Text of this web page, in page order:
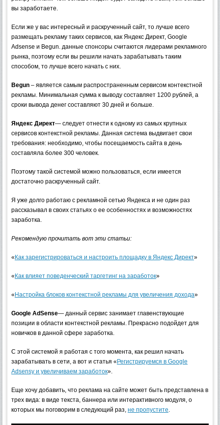
вы заработаете.
Если же у вас интересный и раскрученный сайт, то лучше всего
размещать рекламу таких сервисов, как Яндекс Директ, Google
Adsense и Begun. данные спонсоры считаются лидерами рекламного
рынка, поэтому если вы решили начать зарабатывать таким
способом, то лучше всего начать с них.
Begun – является самым распространенным сервисом контекстной
рекламы. Минимальная сумма к выводу составляет 1200 рублей, а
сроки вывода денег составляют 30 дней и больше.
Яндекс Директ— следует отнести к одному из самых крупных
сервисов контекстной рекламы. Данная система выдвигает свои
требования: необходимо, чтобы посещаемость сайта в день
составляла более 300 человек.
Поэтому такой системой можно пользоваться, если имеется
достаточно раскрученный сайт.
Я уже долго работаю с рекламной сетью Яндекса и не один раз
рассказывал в своих статьях о ее особенностях и возможностях
заработка.
Рекомендую прочитать вот эти статьи:
« Как зарегистрироваться и настроить площадку в Яндекс Директ»
« Как влияет поведенческий таргетинг на заработок»
« Настройка блоков контекстной рекламы для увеличения дохода»
Google AdSense— данный сервис занимает главенствующие
позиции в области контекстной рекламы. Прекрасно подойдет для
новичков в данной сфере заработка.
С этой системой я работая с того момента, как решил начать
зарабатывать в сети, а вот и статья « Регистрируемся в Google
Adsensу и увеличиваем заработок».
Еще хочу добавить, что реклама на сайте может быть представлена в
трех вида: в виде текста, баннера или интерактивного модуля, о
которых мы поговорим в следующий раз, не пропустите.